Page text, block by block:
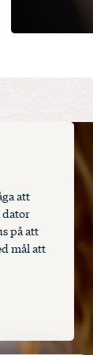
att
dator
på att
mål att